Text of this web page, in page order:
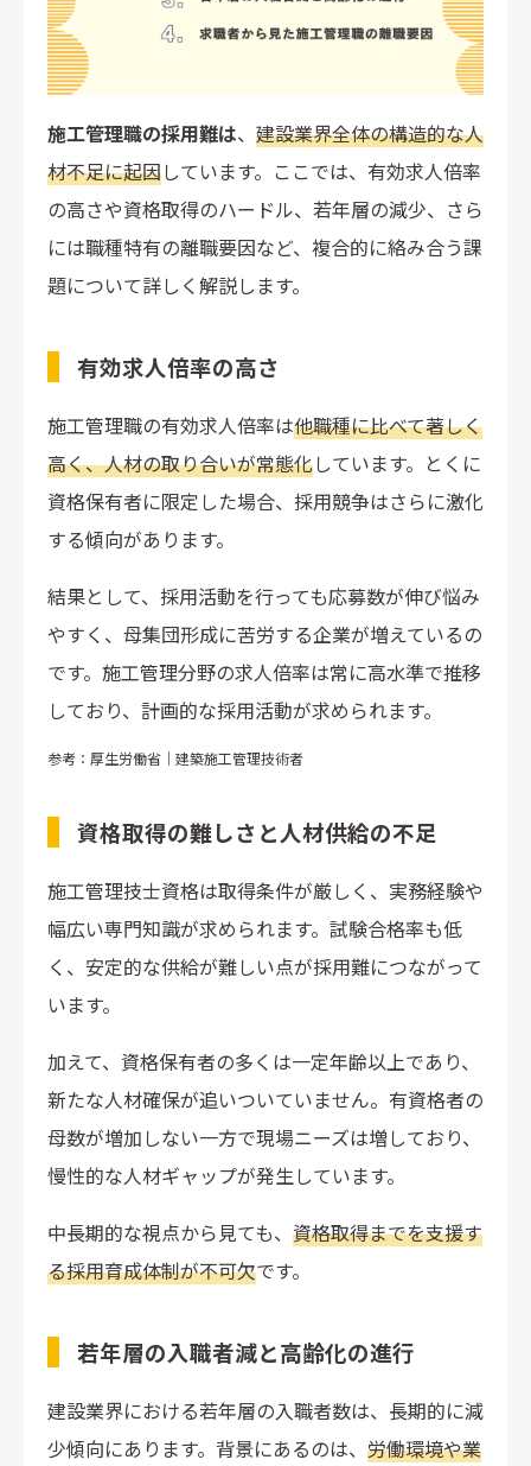
自社の魅力を明確に伝えるコンテンツづくり
未経験者のポテンシャル採用と育成体制の構築
施工管理の採用課題をアウトソーシングで解決
施工管理職の採用難は、 建設業界全体の構造的な人
材不足に起因しています。ここでは、有効求人倍率
の高さや資格取得のハードル、若年層の減少、さら
には職種特有の離職要因など、複合的に絡み合う課
題について詳しく解説します。
有効求人倍率の高さ
施工管理職の有効求人倍率は他職種に比べて著しく
高く、人材の取り合いが常態化しています。とくに
資格保有者に限定した場合、採用競争はさらに激化
する傾向があります。
結果として、採用活動を行っても応募数が伸び悩み
やすく、母集団形成に苦労する企業が増えているの
です。施工管理分野の求人倍率は常に高水準で推移
しており、計画的な採用活動が求められます。
参考：厚生労働省｜建築施工管理技術者
資格取得の難しさと人材供給の不足
施工管理技士資格は取得条件が厳しく、実務経験や
幅広い専門知識が求められます。試験合格率も低
く、安定的な供給が難しい点が採用難につながって
います。
加えて、資格保有者の多くは一定年齢以上であり、
新たな人材確保が追いついていません。有資格者の
母数が増加しない一方で現場ニーズは増しており、
慢性的な人材ギャップが発生しています。
中長期的な視点から見ても、 資格取得までを支援す
る採用育成体制が不可欠です。
若年層の入職者減と高齢化の進行
建設業界における若年層の入職者数は、長期的に減
少傾向にあります。背景にあるのは、 労働環境や業